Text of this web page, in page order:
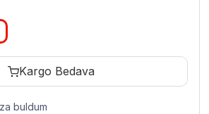
Kargo Bedava
buldum